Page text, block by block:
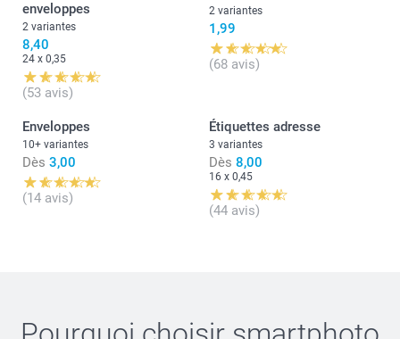
enveloppes
2 variantes
8,40
24 x 0,35
(53 avis)
2 variantes
1,99
(68 avis)
Enveloppes
10+ variantes
Dès 3,00
(14 avis)
Étiquettes adresse
3 variantes
Dès 8,00
16 x 0,45
(44 avis)